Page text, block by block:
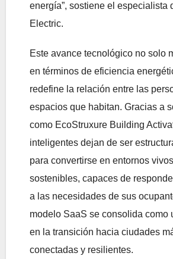
energía”, sostiene el especialista
Electric.
Este avance tecnológico no solo
en términos de eficiencia
redefine la relación entre las
espacios que habitan. Gracias a
como EcoStruxure Building
inteligentes dejan de ser
para convertirse en entornos
sostenibles, capaces de
a las necesidades de sus
modelo SaaS se consolida como
en la transición hacia ciudades
conectadas y resilientes.